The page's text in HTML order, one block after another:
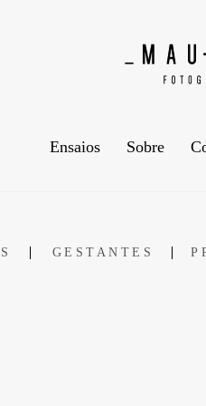
Ensaios Sobre
GESTANTES